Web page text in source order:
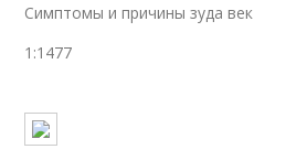
Симптомы и причины зуда век
1:1477